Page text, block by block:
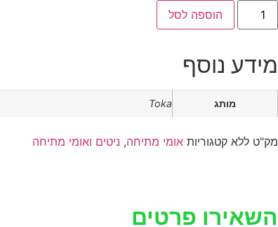
הוספה לסל
מידע נוסף
מותג Toka
מק"ט ללא קטגוריות אומי מתיחה, ניטים ואומי מתיחה
השאירו פרטים